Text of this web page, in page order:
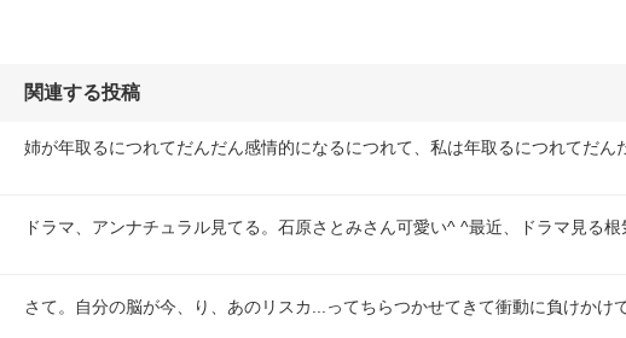
関連する投稿
姉が年取るにつれてだんだん感情的になるにつれて、私は年取るにつれてだん
ドラマ、アンナチュラル見てる。石原さとみさん可愛い^ ^最近、ドラマ見る根
さて。自分の脳が今、り、あのリスカ...ってちらつかせてきて衝動に負けかけ